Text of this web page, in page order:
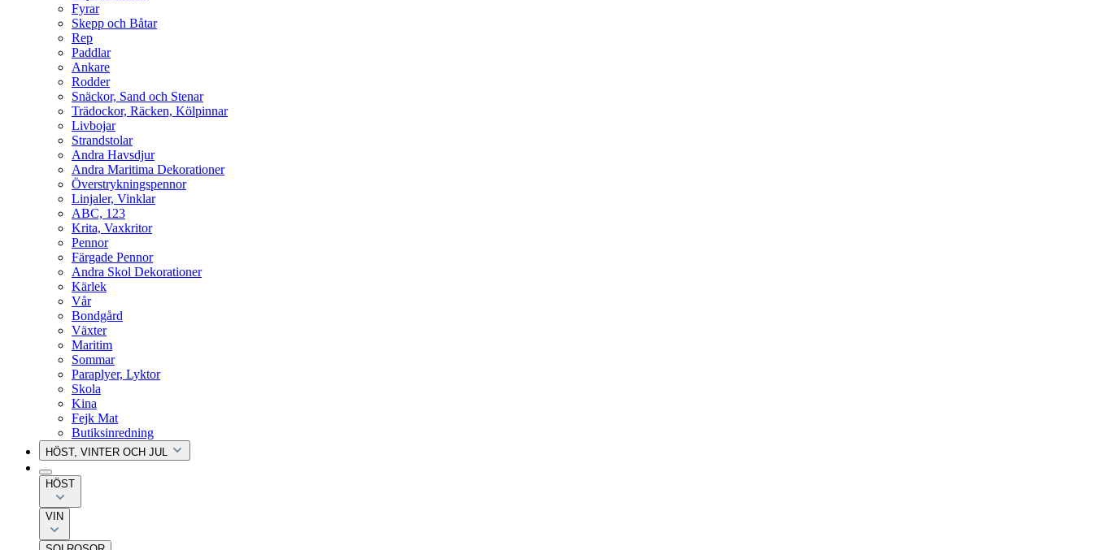
Fyrar
Skepp och Båtar
Rep
Paddlar
Ankare
Rodder
Snäckor, Sand och Stenar
Trädockor, Räcken, Kölpinnar
Livbojar
Strandstolar
Andra Havsdjur
Andra Maritima Dekorationer
Överstrykningspennor
Linjaler, Vinklar
ABC, 123
Krita, Vaxkritor
Pennor
Färgade Pennor
Andra Skol Dekorationer
Kärlek
Vår
Bondgård
Växter
Maritim
Sommar
Paraplyer, Lyktor
Skola
Kina
Fejk Mat
Butiksinredning
HÖST, VINTER OCH JUL
HÖST
VIN